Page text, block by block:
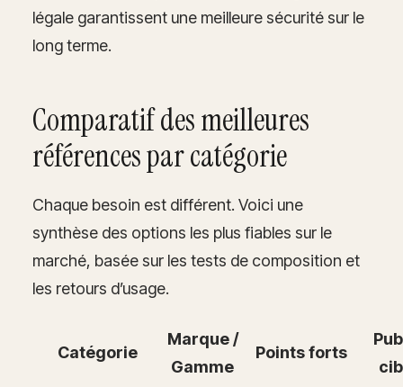
légale garantissent une meilleure sécurité sur le
long terme.
Comparatif des meilleures
références par catégorie
Chaque besoin est différent. Voici une
synthèse des options les plus fiables sur le
marché, basée sur les tests de composition et
les retours d’usage.
Catégorie
Marque /
Gamme
Points forts